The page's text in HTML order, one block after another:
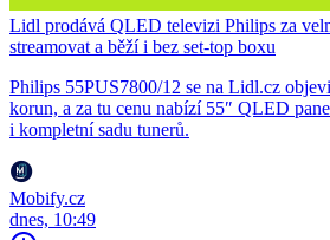
Lidl prodává QLED televizi Philips za
streamovat a běží i bez set-top boxu
Philips 55PUS7800/12 se na Lidl.cz
korun, a za tu cenu nabízí 55″ QLED
i kompletní sadu tunerů.
Mobify.cz
dnes, 10:49